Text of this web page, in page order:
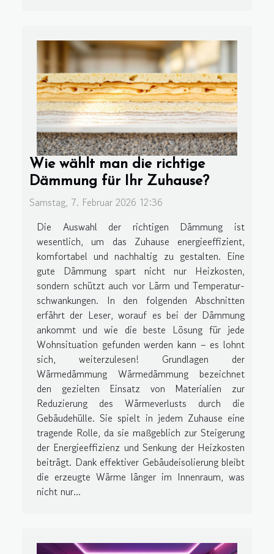
Wie wählt man die richtige
Dämmung für Ihr Zuhause?
Samstag, 7. Februar 2026 12:36
Die Auswahl der richtigen Dämmung ist
wesentlich, um das Zuhause energieeffizient,
komfortabel und nachhaltig zu gestalten. Eine
gute Dämmung spart nicht nur Heizkosten,
sondern schützt auch vor Lärm und Temperatur­
schwankungen. In den folgenden Abschnitten
erfährt der Leser, worauf es bei der Dämmung
ankommt und wie die beste Lösung für jede
Wohnsituation gefunden werden kann – es lohnt
sich, weiterzulesen! Grundlagen der
Wärmedämmung Wärmedämmung bezeichnet
den gezielten Einsatz von Materialien zur
Reduzierung des Wärmeverlusts durch die
Gebäudehülle. Sie spielt in jedem Zuhause eine
tragende Rolle, da sie maßgeblich zur Steigerung
der Energieeffizienz und Senkung der Heizkosten
beiträgt. Dank effektiver Gebäudeisolierung bleibt
die erzeugte Wärme länger im Innenraum, was
nicht nur...